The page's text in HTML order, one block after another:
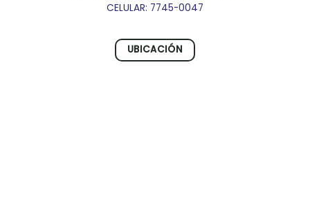
CELULAR: 7745-0047
UBICACIÓN